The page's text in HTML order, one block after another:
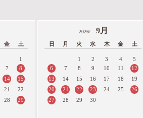
金 土
1
7
8
14
15
21
22
28
29
2026/ 9月
日 月 火 水 木 金 土
1 2 3 4
5
6
7 8 9 10 11
12
13
14 15 16 17 18
19
20
21 22 23 24 25
26
27
28 29 30